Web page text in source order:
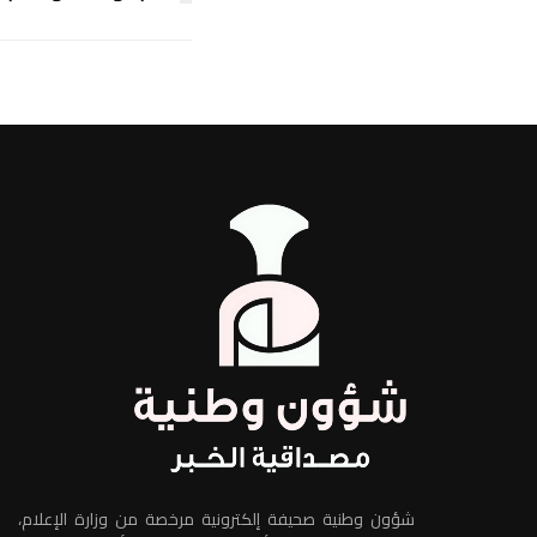
شؤون وطنية صحيفة إلكترونية مرخصة من وزارة الإعلام،